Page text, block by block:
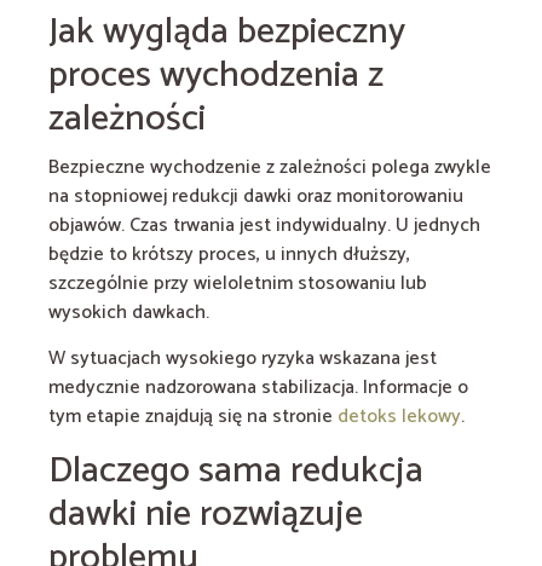
Jak wygląda bezpieczny
proces wychodzenia z
zależności
Bezpieczne wychodzenie z zależności polega zwykle
na stopniowej redukcji dawki oraz monitorowaniu
objawów. Czas trwania jest indywidualny. U jednych
będzie to krótszy proces, u innych dłuższy,
szczególnie przy wieloletnim stosowaniu lub
wysokich dawkach.
W sytuacjach wysokiego ryzyka wskazana jest
medycznie nadzorowana stabilizacja. Informacje o
tym etapie znajdują się na stronie detoks lekowy.
Dlaczego sama redukcja
dawki nie rozwiązuje